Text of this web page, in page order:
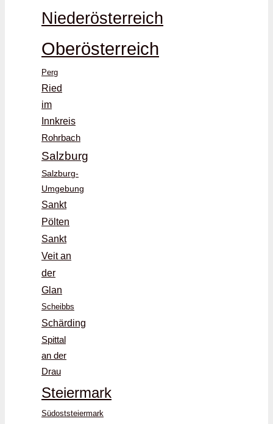
Niederösterreich
Oberösterreich
Perg
Ried
im
Innkreis
Rohrbach
Salzburg
Salzburg-
Umgebung
Sankt
Pölten
Sankt
Veit an
der
Glan
Scheibbs
Schärding
Spittal
an der
Drau
Steiermark
Südoststeiermark